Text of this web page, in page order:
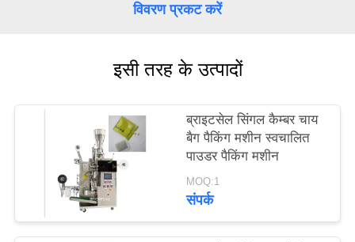
PRIVACY
POLICY
विवरण प्रकट करें
इसी तरह के उत्पादों
ब्राइटसेल सिंगल कैम्बर चाय
बैग पैकिंग मशीन स्वचालित
पाउडर पैकिंग मशीन
MOQ:1
संपर्क